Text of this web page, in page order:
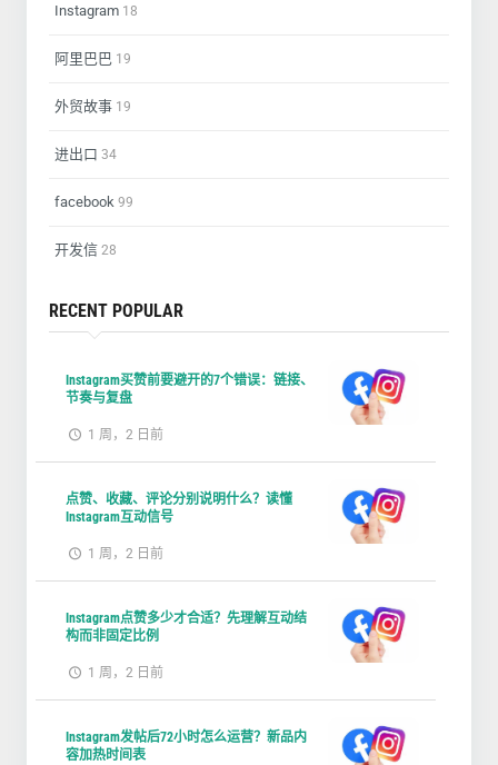
Instagram 18
阿里巴巴 19
外贸故事 19
进出口 34
facebook 99
开发信 28
RECENT POPULAR
Instagram买赞前要避开的7个错误：链接、
节奏与复盘
1 周，2 日前
点赞、收藏、评论分别说明什么？读懂
Instagram互动信号
1 周，2 日前
Instagram点赞多少才合适？先理解互动结
构而非固定比例
1 周，2 日前
Instagram发帖后72小时怎么运营？新品内
容加热时间表